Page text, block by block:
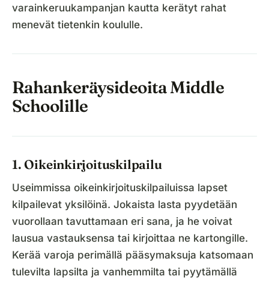
varainkeruukampanjan kautta kerätyt rahat
menevät tietenkin koululle.
Rahankeräysideoita Middle
Schoolille
1. Oikeinkirjoituskilpailu
Useimmissa oikeinkirjoituskilpailuissa lapset
kilpailevat yksilöinä. Jokaista lasta pyydetään
vuorollaan tavuttamaan eri sana, ja he voivat
lausua vastauksensa tai kirjoittaa ne kartongille.
Kerää varoja perimällä pääsymaksuja katsomaan
tulevilta lapsilta ja vanhemmilta tai pyytämällä